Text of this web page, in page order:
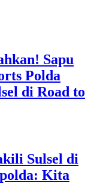
Sapu
Polda
di Road to
Sulsel di
Kita